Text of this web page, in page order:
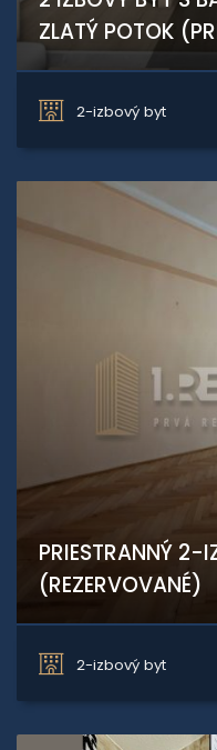
ZLATÝ POTOK
2-izbový byt
PRIESTRANNÝ 2-
(REZERVOVANÉ)
2-izbový byt